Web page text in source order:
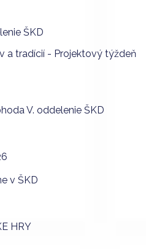
ŠKD
a tradícií - Projektový týždeň
V. oddelenie ŠKD
v ŠKD
HRY